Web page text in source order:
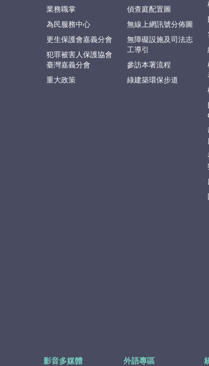
業務職掌
為民服務中心
更生保護會嘉義分會
犯罪被害人保護協會
臺灣嘉義分會
重大政策
偵查庭配置圖
無線上網訊號分佈圖
無障礙設施及司法志
工導引
參訪本署流程
綠建築環保步道
影音多媒體 外語專區